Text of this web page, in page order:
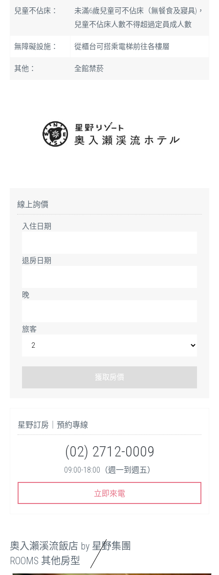
兒童不佔床：
未滿6歲兒童可不佔床（無餐食及寢具)，
兒童不佔床人數不得超過定員成人數
無障礙設施： 從櫃台可搭乘電梯前往各樓層
其他： 全館禁菸
線上詢價
入住日期
退房日期
晚
旅客
星野訂房｜預約專線
(02) 2712-0009
09:00-18:00（週一到週五）
立即來電
奧入瀨溪流飯店 by 星野集團
ROOMS 其他房型